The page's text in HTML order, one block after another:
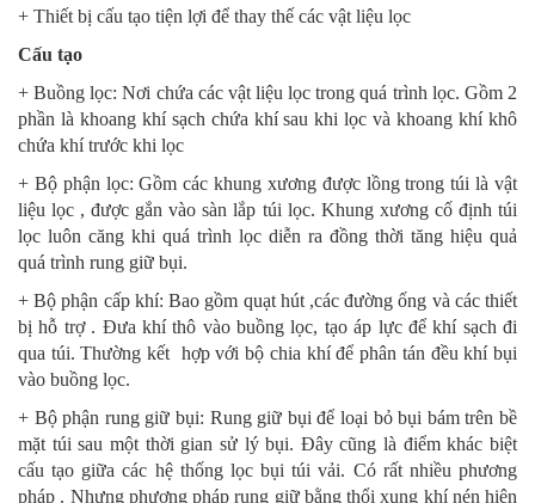
+ Thiết bị cấu tạo tiện lợi để thay thế các vật liệu lọc
Cấu tạo
+ Buồng lọc: Nơi chứa các vật liệu lọc trong quá trình lọc. Gồm 2
phần là khoang khí sạch chứa khí sau khi lọc và khoang khí khô
chứa khí trước khi lọc
+ Bộ phận lọc: Gồm các khung xương được lồng trong túi là vật
liệu lọc , được gắn vào sàn lắp túi lọc. Khung xương cố định túi
lọc luôn căng khi quá trình lọc diễn ra đồng thời tăng hiệu quả
quá trình rung giữ bụi.
+ Bộ phận cấp khí: Bao gồm quạt hút ,các đường ống và các thiết
bị hỗ trợ . Đưa khí thô vào buồng lọc, tạo áp lực để khí sạch đi
qua túi. Thường kết hợp với bộ chia khí để phân tán đều khí bụi
vào buồng lọc.
+ Bộ phận rung giữ bụi: Rung giữ bụi để loại bỏ bụi bám trên bề
mặt túi sau một thời gian sử lý bụi. Đây cũng là điểm khác biệt
cấu tạo giữa các hệ thống lọc bụi túi vải. Có rất nhiều phương
pháp . Nhưng phương pháp rung giữ bằng thổi xung khí nén hiện